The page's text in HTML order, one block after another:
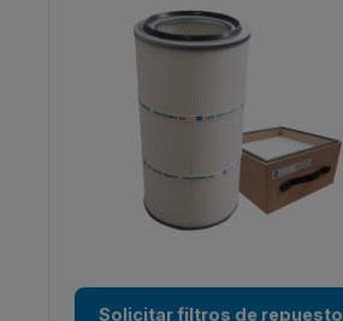
Solicitar filtros de repuesto